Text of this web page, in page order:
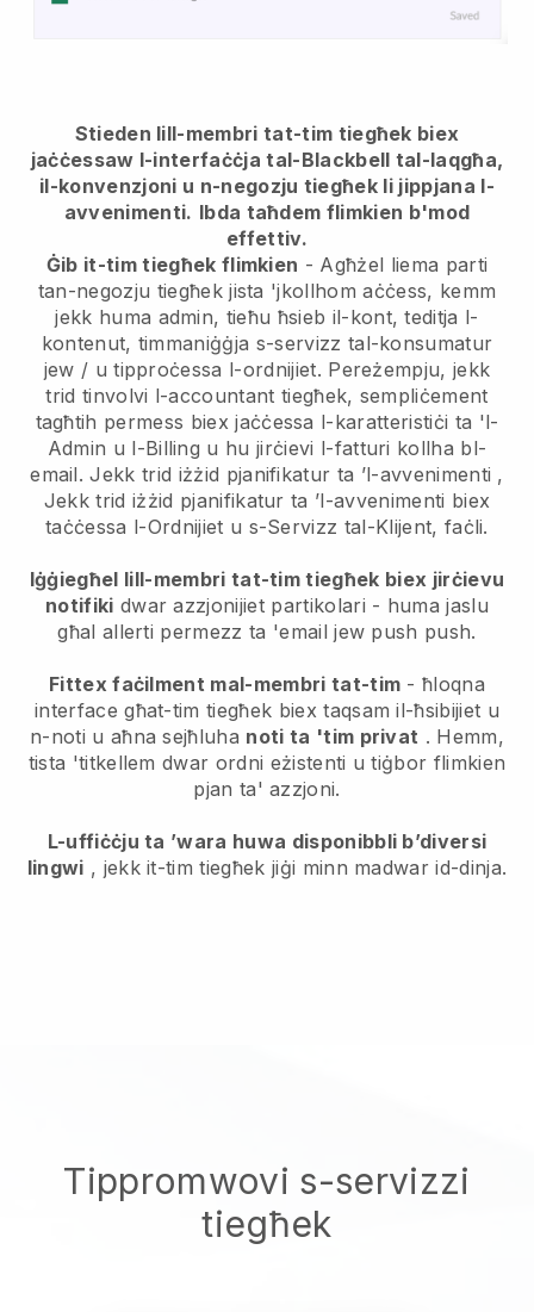
Stieden lill-membri tat-tim tiegħek biex
jaċċessaw l-interfaċċja tal-Blackbell tal-laqgħa,
il-konvenzjoni u n-negozju tiegħek li jippjana l-
avvenimenti. Ibda taħdem flimkien b'mod
effettiv.
Ġib it-tim tiegħek flimkien - Agħżel liema parti
tan-negozju tiegħek jista 'jkollhom aċċess, kemm
jekk huma admin, tieħu ħsieb il-kont, teditja l-
kontenut, timmaniġġja s-servizz tal-konsumatur
jew / u tipproċessa l-ordnijiet. Pereżempju, jekk
trid tinvolvi l-accountant tiegħek, sempliċement
tagħtih permess biex jaċċessa l-karatteristiċi ta 'l-
Admin u l-Billing u hu jirċievi l-fatturi kollha bl-
email.Jekk trid iżżid pjanifikatur ta ’l-avvenimenti ,
Jekk trid iżżid pjanifikatur ta ’l-avvenimenti biex
taċċessa l-Ordnijiet u s-Servizz tal-Klijent, faċli.
Iġġiegħel lill-membri tat-tim tiegħek biex jirċievu
notifiki dwar azzjonijiet partikolari - huma jaslu
għal allerti permezz ta 'email jew push push.
Fittex faċilment mal-membri tat-tim - ħloqna
interface għat-tim tiegħek biex taqsam il-ħsibijiet u
n-noti u aħna sejħluha noti ta 'tim privat . Hemm,
tista 'titkellem dwar ordni eżistenti u tiġbor flimkien
pjan ta' azzjoni.
L-uffiċċju ta ’wara huwa disponibbli b’diversi
lingwi , jekk it-tim tiegħek jiġi minn madwar id-dinja.
Tippromwovi s-servizzi
tiegħek